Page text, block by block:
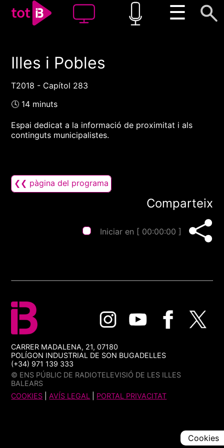
☰
00:00 00:00
1x
Illes i Pobles
T2018 - Capítol 283
🕓 14 minuts
Espai dedicat a la informació de proximitat i als
continguts municipalistes.
❮❮ pàgina del programa
Comparteix
Iniciar en [ 00:00:00 ]
CARRER MADALENA, 21, 07180
POLÍGON INDUSTRIAL DE SON BUGADELLES
(+34) 971 139 333
© ENS PÚBLIC DE RADIOTELEVISIÓ DE LES ILLES
BALEARS
COOKIES |AVÍS LEGAL PORTAL PRIVACITAT
Cookies